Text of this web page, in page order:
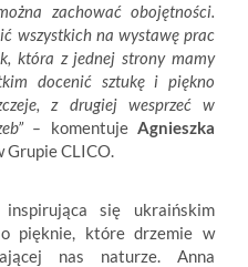
zachować obojętności.
wszystkich na wystawę prac
która z jednej strony mamy
docenić sztukę i piękno
z drugiej wesprzeć w
– komentuje Agnieszka
Grupie CLICO.
się ukraińskim
pięknie, które drzemie w
nas naturze. Anna